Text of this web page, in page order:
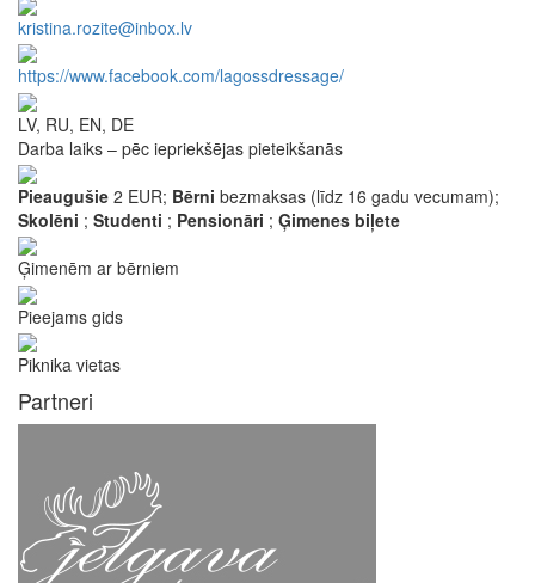
kristina.rozite@inbox.lv
https://www.facebook.com/lagossdressage/
LV, RU, EN, DE
Darba laiks – pēc iepriekšējas pieteikšanās
Pieaugušie 2 EUR; Bērni bezmaksas (līdz 16 gadu vecumam);
Skolēni ; Studenti ; Pensionāri ; Ģimenes biļete
Ģimenēm ar bērniem
Pieejams gids
Piknika vietas
Partneri